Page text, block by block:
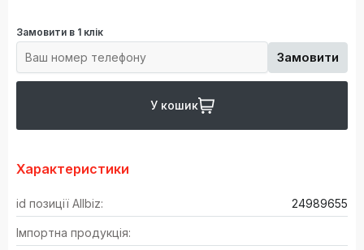
Замовити в 1 клік
Замовити
У кошик
Характеристики
id позиції Allbiz: 24989655
Імпортна продукція: